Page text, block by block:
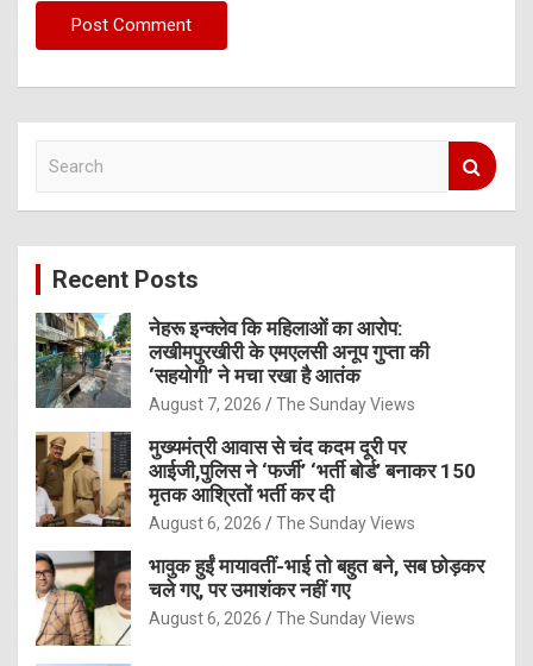
c
Recent Posts
नेहरू इन्क्लेव कि महिलाओं का आरोप:
लखीमपुरखीरी के एमएलसी अनूप गुप्ता की
‘सहयोगी’ ने मचा रखा है आतंक
August 7, 2026 The Sunday Views
मुख्यमंत्री आवास से चंद कदम दूरी पर
आईजी,पुलिस ने ‘फर्जी’ ‘भर्ती बोर्ड’ बनाकर 150
मृतक आश्रितों भर्ती कर दी
August 6, 2026 The Sunday Views
भावुक हुईं मायावतीं-भाई तो बहुत बने, सब छोड़कर
चले गए, पर उमाशंकर नहीं गए
August 6, 2026 The Sunday Views